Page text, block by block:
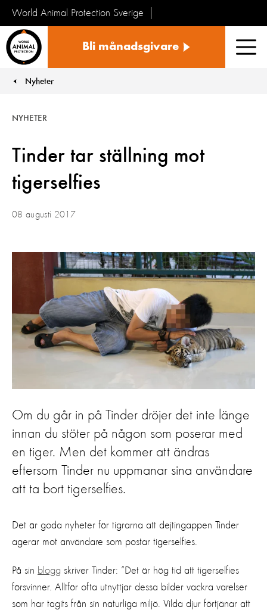
World Animal Protection Sverige
Bli månadsgivare
You are here:
Nyheter
Tinder tar ställning mot
tigerselfies
NYHETER
08 augusti 2017
Om du går in på Tinder dröjer det inte länge
innan du stöter på någon som poserar med
en tiger. Men det kommer att ändras
eftersom Tinder nu uppmanar sina användare
att ta bort tigerselfies.
Det är goda nyheter för tigrarna att dejtingappen Tinder
agerar mot användare som postar tigerselfies.
På sin blogg skriver Tinder: “Det är hög tid att tigerselfies
försvinner. Alltför ofta utnyttjar dessa bilder vackra varelser
som har tagits från sin naturliga miljö. Vilda djur förtjänar att